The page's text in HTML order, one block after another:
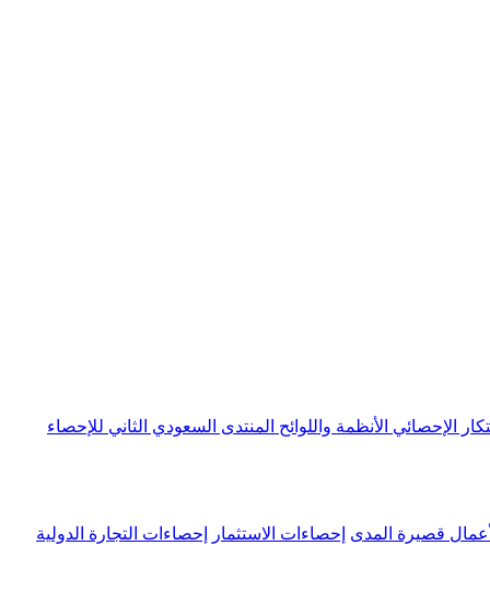
الإحصائي الأنظمة واللوائح المنتدى السعودي الثاني للإحصاء
قصيرة المدى إحصاءات الاستثمار إحصاءات التجارة الدولية